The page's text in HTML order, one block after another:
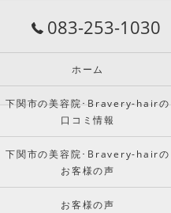
083-253-1030
ホーム
下関市の美容院･Bravery-hairの
口コミ情報
下関市の美容院･Bravery-hairの
お客様の声
お客様の声